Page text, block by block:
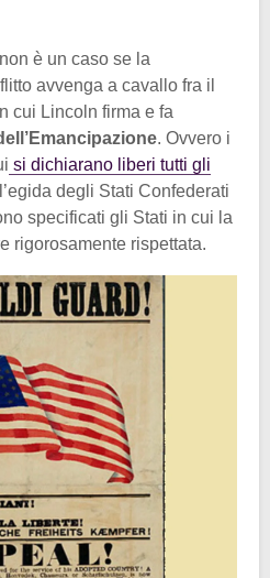
è un caso se la
avvenga a cavallo fra il
cui Lincoln firma e fa
. Ovvero i
si dichiarano liberi tutti gli
degli Stati Confederati
specificati gli Stati in cui la
rigorosamente rispettata.